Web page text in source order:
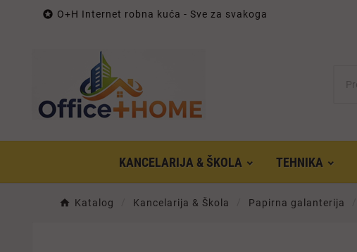
 O+H Internet robna kuća - Sve za svakoga
KANCELARIJA & ŠKOLA TEHNIKA
Katalog Kancelarija & Škola Papirna galanterija